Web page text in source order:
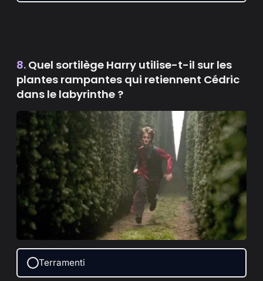
8. Quel sortilège Harry utilise-t-il sur les
plantes rampantes qui retiennent Cédric
dans le labyrinthe ?
Terramenti